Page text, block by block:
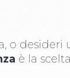
o desideri
è la